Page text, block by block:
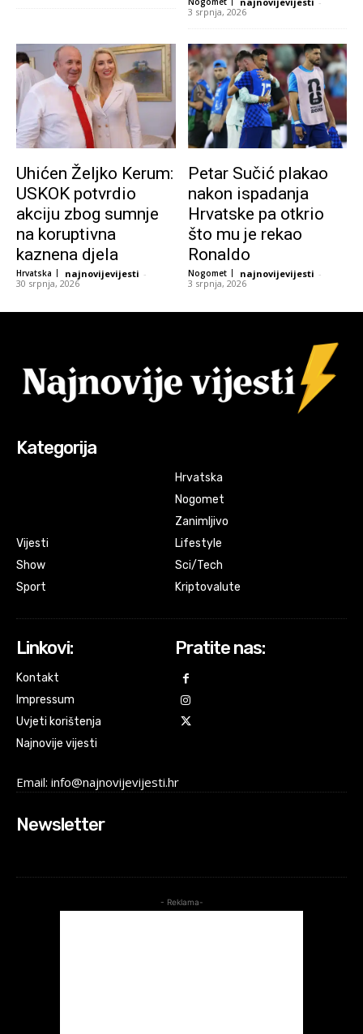
3 srpnja, 2026
Uhićen Željko Kerum:
USKOK potvrdio
akciju zbog sumnje
na koruptivna
kaznena djela
Hrvatska najnovijevijesti -
30 srpnja, 2026
Petar Sučić plakao
nakon ispadanja
Hrvatske pa otkrio
što mu je rekao
Ronaldo
Nogomet najnovijevijesti -
3 srpnja, 2026
Kategorija
Vijesti
Show
Sport
Hrvatska
Nogomet
Zanimljivo
Lifestyle
Sci/Tech
Kriptovalute
Linkovi:
Kontakt
Impressum
Uvjeti korištenja
Najnovije vijesti
Pratite nas:
Email: info@najnovijevijesti.hr
Newsletter
- Reklama-